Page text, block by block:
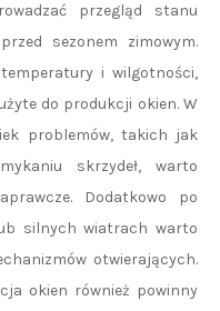
przegląd stanu
sezonem zimowym.
i wilgotności,
do produkcji okien. W
problemów, takich jak
skrzydeł, warto
Dodatkowo po
silnych wiatrach warto
otwierających.
okien również powinny